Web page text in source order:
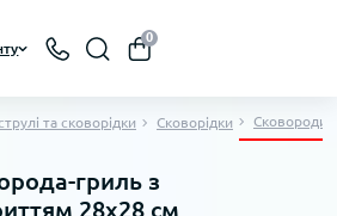
0
та сковорідки Сковорідки Сковороди-
гриль з
28x28 см